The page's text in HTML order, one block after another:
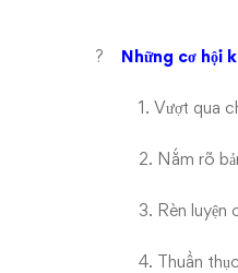
? Những cơ hội
1. Vượt qua
2. Nắm rõ
3. Rèn luyện
4. Thuần